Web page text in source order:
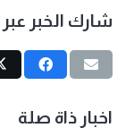
شارك الخبر عبر
اخبار ذاة صلة